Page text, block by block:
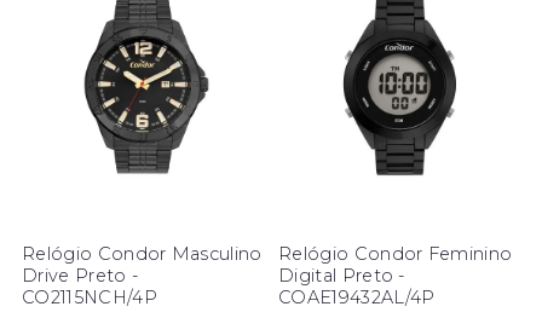
Relógio Condor Masculino
Drive Preto -
CO2115NCH/4P
Relógio Condor Feminino
Digital Preto -
COAE19432AL/4P